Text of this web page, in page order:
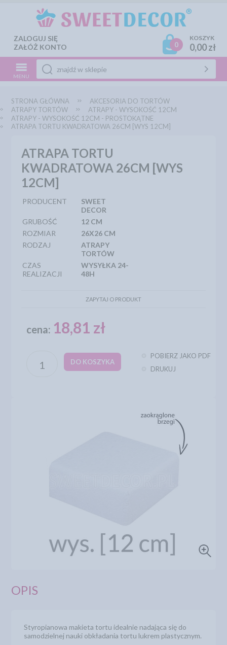
ZALOGUJ SIĘ
ZAŁÓŻ KONTO
0
KOSZYK
0,00 zł
MENU
STRONA GŁÓWNA
AKCESORIA DO TORTÓW
ATRAPY TORTÓW
ATRAPY - WYSOKOŚĆ 12CM
ATRAPY - WYSOKOŚĆ 12CM - PROSTOKĄTNE
ATRAPA TORTU KWADRATOWA 26CM [WYS 12CM]
ATRAPA TORTU
KWADRATOWA 26CM [WYS
12CM]
PRODUCENT
SWEET
DECOR
GRUBOŚĆ
12 CM
ROZMIAR
26X26 CM
RODZAJ
ATRAPY
TORTÓW
CZAS
REALIZACJI
WYSYŁKA 24-
48H
ZAPYTAJ O PRODUKT
cena: 18,81 zł
DO KOSZYKA
POBIERZ JAKO PDF
DRUKUJ
OPIS
Styropianowa makieta tortu idealnie nadająca się do
samodzielnej nauki obkładania tortu lukrem plastycznym.